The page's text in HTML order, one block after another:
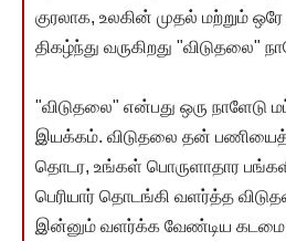
குரலாக, உலகின் முதல் மற்றும் ஒரே
திகழ்ந்து வருகிறது "விடுதலை"
"விடுதலை" என்பது ஒரு நாளேடு
இயக்கம். விடுதலை தன்
தொடர, உங்கள் பொருளாதார
பெரியார் தொடங்கி வளர்த்த
இன்னும் வளர்க்க வேண்டிய கடமை